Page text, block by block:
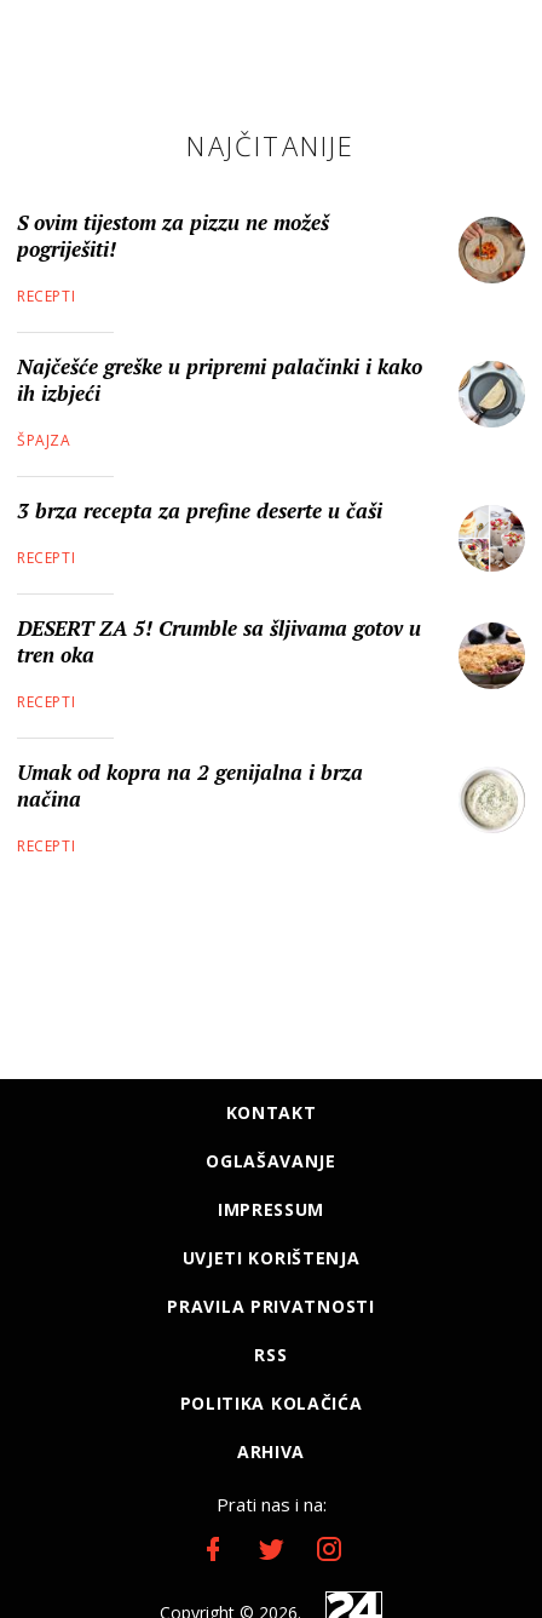
NAJČITANIJE
S ovim tijestom za pizzu ne možeš
pogriješiti!
RECEPTI
Najčešće greške u pripremi palačinki i kako
ih izbjeći
ŠPAJZA
3 brza recepta za prefine deserte u čaši
RECEPTI
DESERT ZA 5! Crumble sa šljivama gotov u
tren oka
RECEPTI
Umak od kopra na 2 genijalna i brza
načina
RECEPTI
KONTAKT
OGLAŠAVANJE
IMPRESSUM
UVJETI KORIŠTENJA
PRAVILA PRIVATNOSTI
RSS
POLITIKA KOLAČIĆA
ARHIVA
Prati nas i na:
Copyright © 2026.